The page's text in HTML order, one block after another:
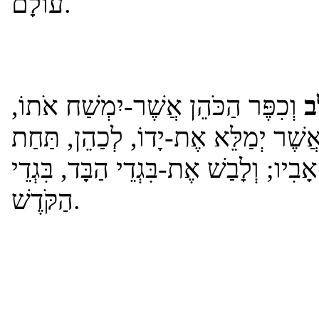
וְכִפֶּר הַכֹּהֵן אֲשֶׁר-יִמְשַׁח אֹתוֹ,
יְמַלֵּא אֶת-יָדוֹ, לְכַהֵן, תַּחַת
אָבִיו; וְלָבַשׁ אֶת-בִּגְדֵי הַבָּד, בִּגְדֵי
הַקֹּדֶשׁ.